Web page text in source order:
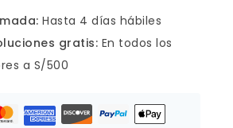
Hasta 4 días hábiles
gratis: En todos los
a S/500